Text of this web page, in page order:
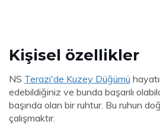
Kişisel özellikler
NS Terazi'de Kuzey Düğümü
edebildiğiniz ve bunda başarılı
başında olan bir ruhtur. Bu ruhun
çalışmaktır.